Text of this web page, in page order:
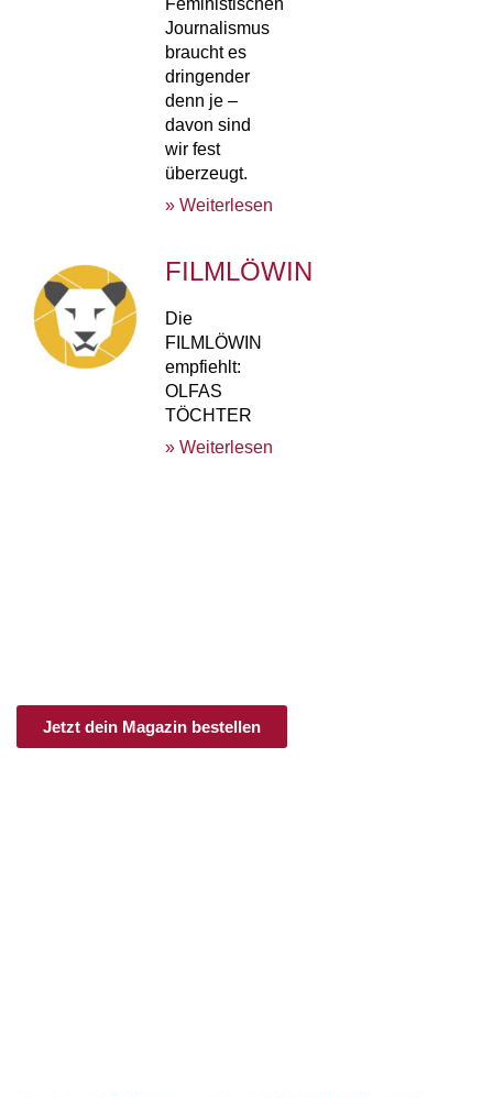
Feministischen
Journalismus
braucht es
dringender
denn je –
davon sind
wir fest
überzeugt.
» Weiterlesen
FILMLÖWIN
Die
FILMLÖWIN
empfiehlt:
OLFAS
TÖCHTER
» Weiterlesen
Jetzt dein Magazin bestellen